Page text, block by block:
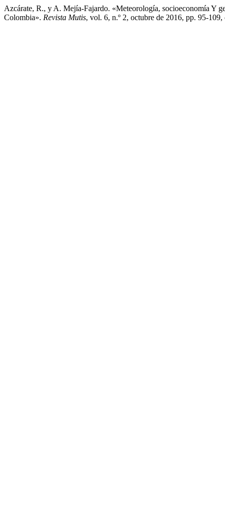
Azcárate, R., y A. Mejía-Fajardo. «Meteorología, socioeconomía Y
Colombia». Revista Mutis, vol. 6, n.º 2, octubre de 2016, pp. 95-